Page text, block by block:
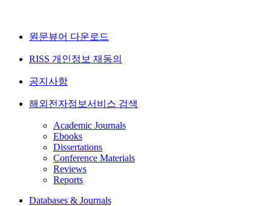
원문뷰어 다운로드
RISS 개인정보 재동의
공지사항
해외전자정보서비스 검색
Academic Journals
Ebooks
Dissertations
Conference Materials
Reviews
Reports
Databases & Journals